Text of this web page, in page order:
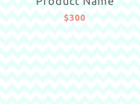
$300